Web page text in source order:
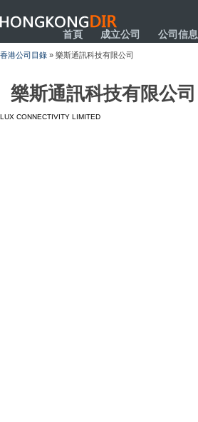
HONGKONGDIR
首頁 成立公司 公司信息
香港公司目錄 » 樂斯通訊科技有限公司
樂斯通訊科技有限公司
LUX CONNECTIVITY LIMITED